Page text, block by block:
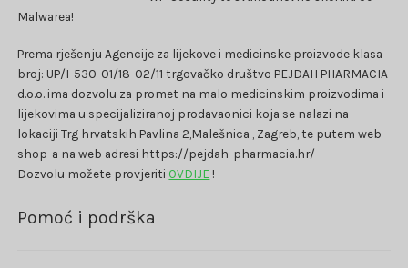
Malwarea!
Prema rješenju Agencije za lijekove i medicinske proizvode klasa
broj: UP/I-530-01/18-02/11 trgovačko društvo PEJDAH PHARMACIA
d.o.o. ima dozvolu za promet na malo medicinskim proizvodima i
lijekovima u specijaliziranoj prodavaonici koja se nalazi na
lokaciji Trg hrvatskih Pavlina 2,Malešnica , Zagreb, te putem web
shop-a na web adresi https://pejdah-pharmacia.hr/
Dozvolu možete provjeriti OVDIJE !
Pomoć i podrška